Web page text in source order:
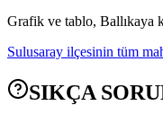
Grafik ve tablo, Ballıkaya
Sulusaray ilçesinin tüm
SIKÇA